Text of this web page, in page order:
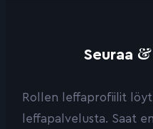
Seuraa &
Rollen leffaprofiilit
leffapalvelusta. Saat